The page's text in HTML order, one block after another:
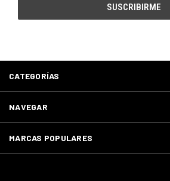
CATEGORÍAS
NAVEGAR
MARCAS POPULARES